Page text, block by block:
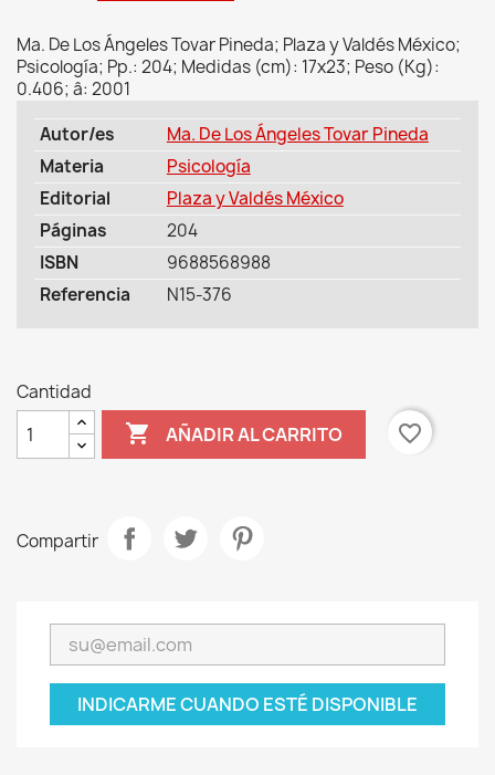
Ma. De Los Ángeles Tovar Pineda; Plaza y Valdés México;
Psicología; Pp.: 204; Medidas (cm): 17x23; Peso (Kg):
0.406; â: 2001
Autor/es
Ma. De Los Ángeles Tovar Pineda
Materia
Psicología
Editorial
Plaza y Valdés México
Páginas
204
ISBN
9688568988
Referencia
N15-376
Cantidad
 AÑADIR AL CARRITO favorite_border
Compartir
INDICARME CUANDO ESTÉ DISPONIBLE